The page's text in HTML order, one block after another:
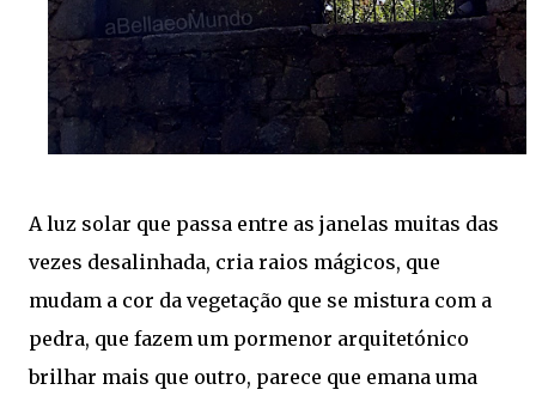
A luz solar que passa entre as janelas muitas das
vezes desalinhada, cria raios mágicos, que
mudam a cor da vegetação que se mistura com a
pedra, que fazem um pormenor arquitetónico
brilhar mais que outro, parece que emana uma